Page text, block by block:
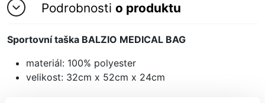
Podrobnosti o produktu
Sportovní taška BALZIO MEDICAL BAG
materiál: 100% polyester
velikost: 32cm x 52cm x 24cm